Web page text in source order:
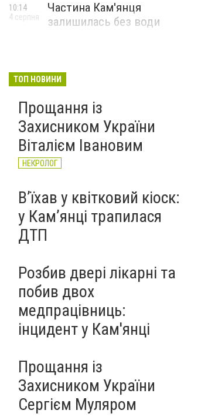
Софія Рарицька
Фото: Управління освіти і науки Кам'янець-
Частина Кам'янця
залишилась без води
10:14
4 серпня
ТОП НОВИНИ
Прощання із
Захисником України
Віталієм Івановим
НЕКРОЛОГ
Вʼїхав у квітковий кіоск:
у Камʼянці трапилася
ДТП
Розбив двері лікарні та
побив двох
медпрацівниць:
інцидент у Кам'янці
Прощання із
Захисником України
Сергієм Муляром